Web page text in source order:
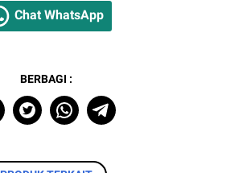
Chat WhatsApp
BERBAGI :